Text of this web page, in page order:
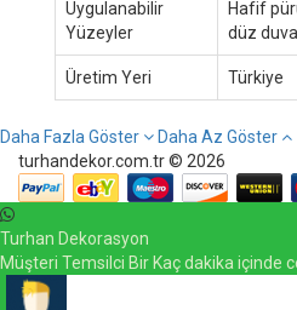
Uygulanabilir
Yüzeyler
Hafif
düz
Üretim Yeri Türkiye
Daha Fazla Göster
Daha Az Göster
turhandekor.com.tr © 2026
Turhan Dekorasyon
Müşteri Temsilci Bir Kaç dakika içinde